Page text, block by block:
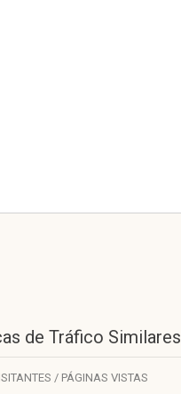
de Tráfico Similares
/ PÁGINAS VISTAS